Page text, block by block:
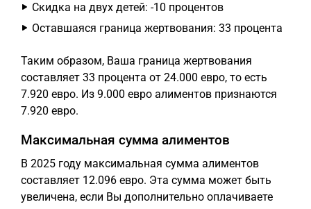
Скидка на двух детей: -10 процентов
Оставшаяся граница жертвования: 33 процента
Таким образом, Ваша граница жертвования
составляет 33 процента от 24.000 евро, то есть
7.920 евро. Из 9.000 евро алиментов признаются
7.920 евро.
Максимальная сумма алиментов
В 2025 году максимальная сумма алиментов
составляет 12.096 евро. Эта сумма может быть
увеличена, если Вы дополнительно оплачиваете